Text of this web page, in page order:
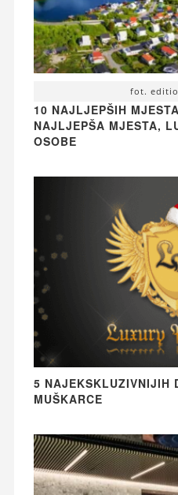
fot.
10 NAJLJEPŠIH
NAJLJEPŠA MJESTA,
OSOBE
5 NAJEKSKLUZIVNIJIH
MUŠKARCE